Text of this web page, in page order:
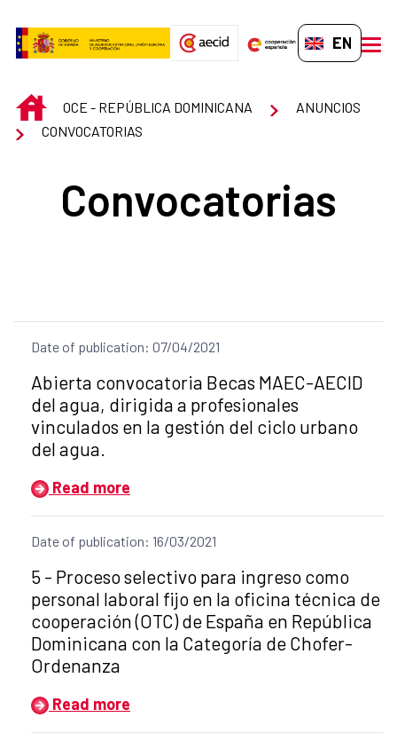
EN-GB
INICIOOCE - REPÚBLICA DOMINICANA
ANUNCIOS
CONVOCATORIAS
Convocatorias
Date of publication: 07/04/2021
Title of the announcement:
Abierta convocatoria Becas MAEC-AECID
del agua, dirigida a profesionales
vinculados en la gestión del ciclo urbano
del agua.
Read more
Date of publication: 16/03/2021
Title of the announcement:
5 - Proceso selectivo para ingreso como
personal laboral fijo en la oficina técnica de
cooperación (OTC) de España en República
Dominicana con la Categoría de Chofer-
Ordenanza
Read more